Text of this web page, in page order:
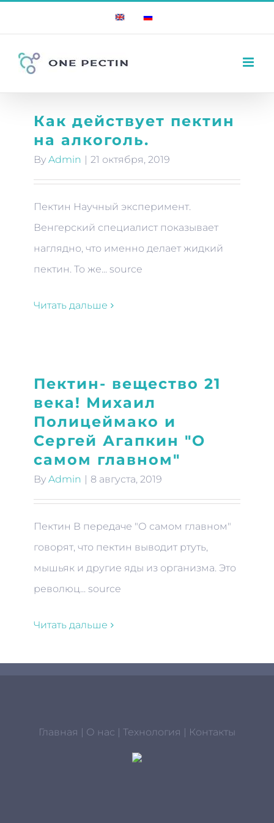
content
EnglishRussian
Как действует пектин
на алкоголь.
By Admin | 21 октября, 2019
Пектин Научный эксперимент.
Венгерский специалист показывает
наглядно, что именно делает жидкий
пектин. То же... source
Читать дальше
Пектин- вещество 21
века! Михаил
Полицеймако и
Сергей Агапкин "О
самом главном"
By Admin | 8 августа, 2019
Пектин В передаче "О самом главном"
говорят, что пектин выводит ртуть,
мышьяк и другие яды из организма. Это
революц... source
Читать дальше
Главная | О нас | Технология | Контакты